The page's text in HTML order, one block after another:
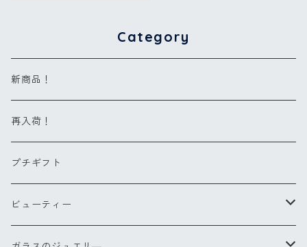
Category
新商品！
再入荷！
プチギフト
ビューティー